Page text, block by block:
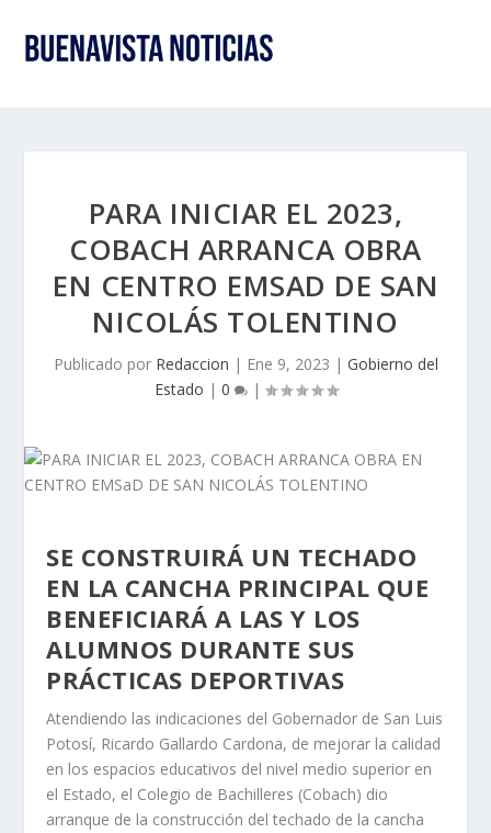
PARA INICIAR EL 2023,
COBACH ARRANCA OBRA
EN CENTRO EMSAD DE SAN
NICOLÁS TOLENTINO
Publicado por Redaccion | Ene 9, 2023 | Gobierno del
Estado | 0 |
SE CONSTRUIRÁ UN TECHADO
EN LA CANCHA PRINCIPAL QUE
BENEFICIARÁ A LAS Y LOS
ALUMNOS DURANTE SUS
PRÁCTICAS DEPORTIVAS
Atendiendo las indicaciones del Gobernador de San Luis
Potosí, Ricardo Gallardo Cardona, de mejorar la calidad
en los espacios educativos del nivel medio superior en
el Estado, el Colegio de Bachilleres (Cobach) dio
arranque de la construcción del techado de la cancha